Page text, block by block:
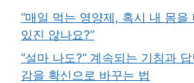
“매일 먹는 영양제, 혹시 내 몸을
있진 않나요?”
“설마 나도?” 계속되는 기침과
감을 확신으로 바꾸는 법